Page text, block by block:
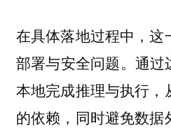
在具体落地过程中，这
部署与安全问题。通
本地完成推理与执行，
的依赖，同时避免数